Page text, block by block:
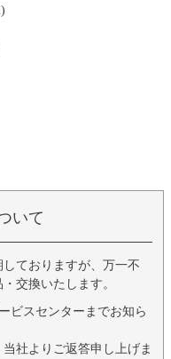
いて
ておりますが、万一不
交換いたします。
ビスセンターまでお知ら
社よりご返答申し上げま